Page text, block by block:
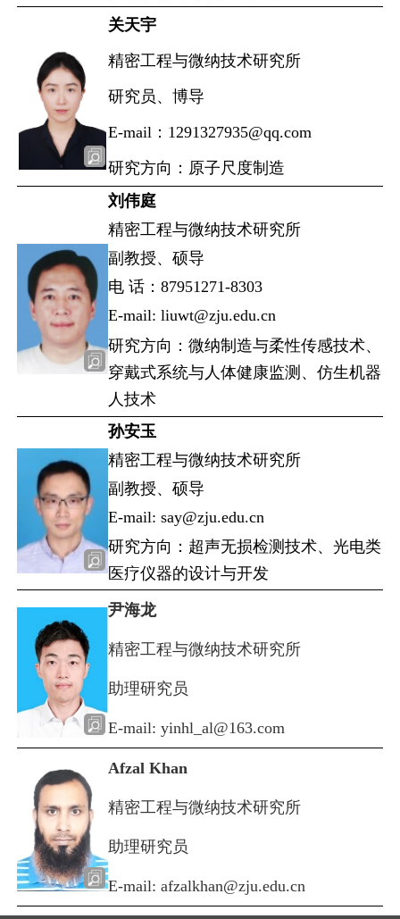
关天宇
精密工程与微纳技术研究所
研究员、博导
E-mail：1291327935@qq.com
研究方向：原子尺度制造
刘伟庭
精密工程与微纳技术研究所
副教授、硕导
电 话：87951271-8303
E-mail: liuwt@zju.edu.cn
研究方向：微纳制造与柔性传感技术、
穿戴式系统与人体健康监测、仿生机器
人技术
孙安玉
精密工程与微纳技术研究所
副教授、硕导
E-mail: say@zju.edu.cn
研究方向：超声无损检测技术、光电类
医疗仪器的设计与开发
尹海龙
精密工程与微纳技术研究所
助理研究员
E-mail: yinhl_al@163.com
Afzal Khan
精密工程与微纳技术研究所
助理研究员
E-mail: afzalkhan@zju.edu.cn